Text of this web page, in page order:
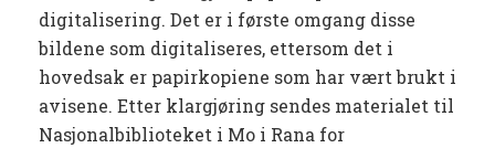
digitalisering. Det er i første omgang disse
bildene som digitaliseres, ettersom det i
hovedsak er papirkopiene som har vært brukt i
avisene. Etter klargjøring sendes materialet til
Nasjonalbiblioteket i Mo i Rana for